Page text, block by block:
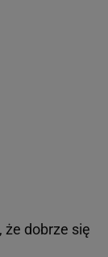
dobrze się